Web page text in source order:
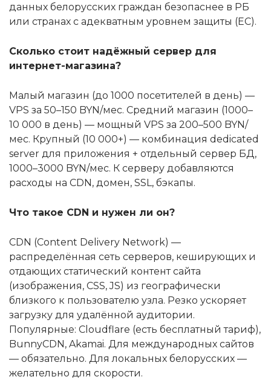
данных белорусских граждан безопаснее в РБ
или странах с адекватным уровнем защиты (ЕС).
Сколько стоит надёжный сервер для
интернет-магазина?
Малый магазин (до 1000 посетителей в день) —
VPS за 50–150 BYN/мес. Средний магазин (1000–
10 000 в день) — мощный VPS за 200–500 BYN/
мес. Крупный (10 000+) — комбинация dedicated
server для приложения + отдельный сервер БД,
1000–3000 BYN/мес. К серверу добавляются
расходы на CDN, домен, SSL, бэкапы.
Что такое CDN и нужен ли он?
CDN (Content Delivery Network) —
распределённая сеть серверов, кеширующих и
отдающих статический контент сайта
(изображения, CSS, JS) из географически
близкого к пользователю узла. Резко ускоряет
загрузку для удалённой аудитории.
Популярные: Cloudflare (есть бесплатный тариф),
BunnyCDN, Akamai. Для международных сайтов
— обязательно. Для локальных белорусских —
желательно для скорости.